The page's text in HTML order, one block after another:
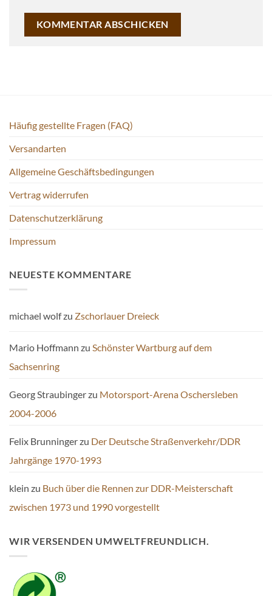
Häufig gestellte Fragen (FAQ)
Versandarten
Allgemeine Geschäftsbedingungen
Vertrag widerrufen
Datenschutzerklärung
Impressum
NEUESTE KOMMENTARE
michael wolfzu Zschorlauer Dreieck
Mario Hoffmann zu Schönster Wartburg auf dem
Sachsenring
Georg Straubingerzu Motorsport-Arena Oschersleben
2004-2006
Felix Brunningerzu Der Deutsche Straßenverkehr/DDR
Jahrgänge 1970-1993
klein zu Buch über die Rennen zur DDR-Meisterschaft
zwischen 1973 und 1990 vorgestellt
WIR VERSENDEN UMWELTFREUNDLICH.